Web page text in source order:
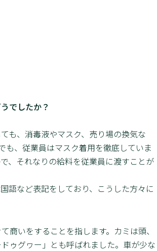
でしたか？
も、消毒液やマスク、売り場の換気な
も、従業員はマスク着用を徹底していま
、それなりの給料を従業員に渡すことが
語など表記をしており、こうした方々に
商いをすることを指します。カミは頭、
ゥグヮー」とも呼ばれました。車が少な